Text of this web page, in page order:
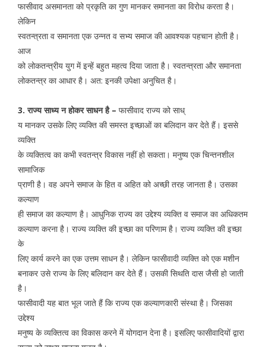
फासीवाद असमानता को प्रकृति का गुण मानकर समानता का विरोध करता है।
लेकिन
स्वतन्त्रता व समानता एक उन्नत व सभ्य समाज की आवश्यक पहचान होती है।
आज
को लोकतन्त्रीय युग में इन्हें बहुत महत्व दिया जाता है। स्वतन्त्रता और समानता
लोकतन्त्र का आधार है। अत: इनकी उपेक्षा अनुचित है।
3. राज्य साध्य न होकर साधन है – फासीवाद राज्य को साध्
य मानकर उसके लिए व्यक्ति की समस्त इच्छाओं का बलिदान कर देते हैं। इससे
व्यक्ति
के व्यक्तित्व का कभी स्वतन्त्र विकास नहीं हो सकता। मनुष्य एक चिन्तनशील
सामाजिक
प्राणी है। वह अपने समाज के हित व अहित को अच्छी तरह जानता है। उसका
कल्याण
ही समाज का कल्याण है। आधुनिक राज्य का उद्देश्य व्यक्ति व समाज का अधिकतम
कल्याण करना है। राज्य व्यक्ति की इच्छा का परिणाम है। राज्य व्यक्ति की इच्छा
के
लिए कार्य करने का एक उत्तम साधन है। लेकिन फासीवादी व्यक्ति को एक मशीन
बनाकर उसे राज्य के लिए बलिदान कर देते हैं। उसकी सिथति दास जैसी हो जाती
है।
फासीवादी यह बात भूल जाते हैं कि राज्य एक कल्याणकारी संस्था है। जिसका
उद्देश्य
मनुष्य के व्यक्तित्व का विकास करने में योगदान देना है। इसलिए फासीवादियों द्वारा